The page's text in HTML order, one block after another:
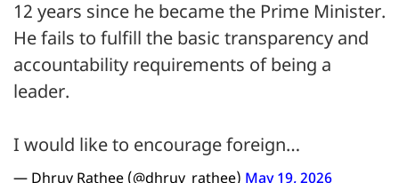
12 years since he became the Prime Minister.
He fails to fulfill the basic transparency and
accountability requirements of being a
leader.
I would like to encourage foreign…